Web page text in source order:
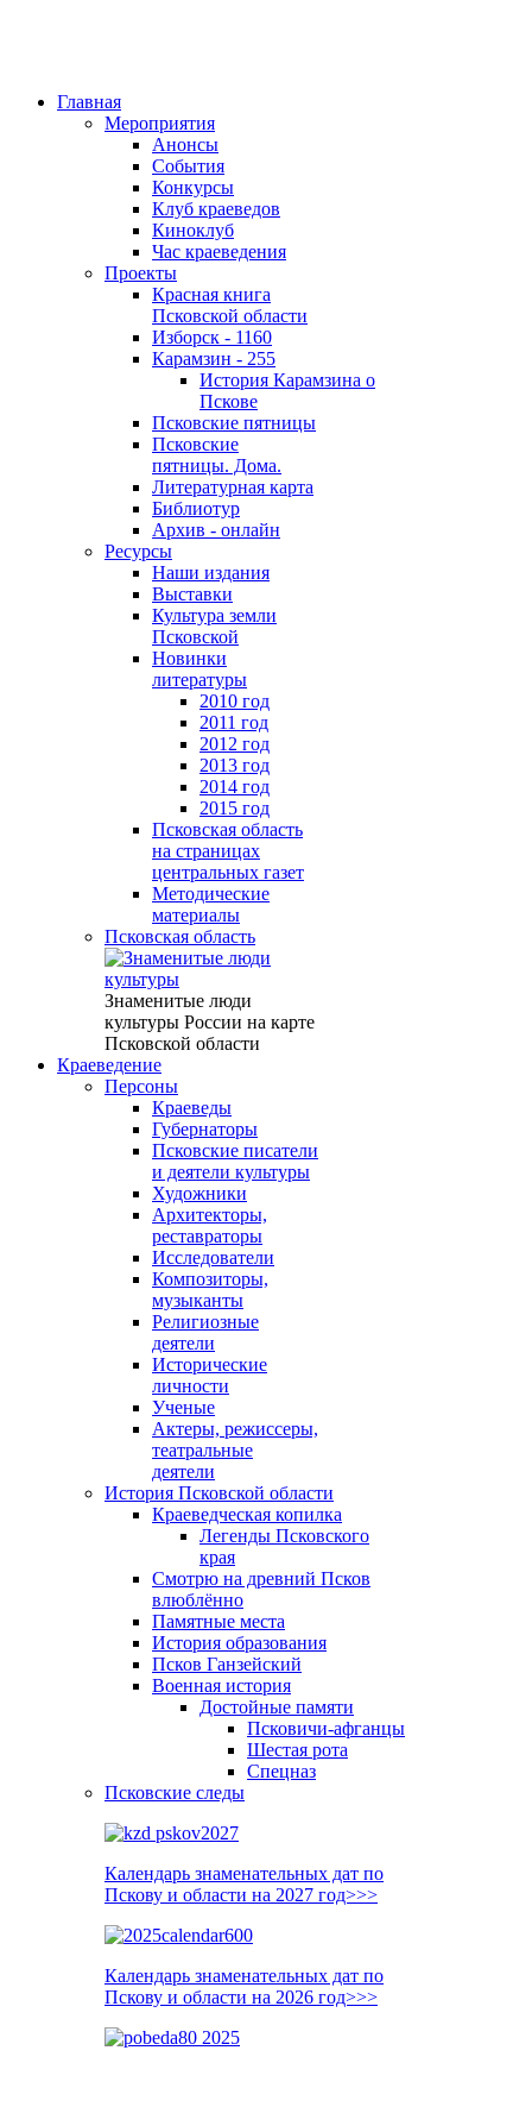
Главная
Мероприятия
Анонсы
События
Конкурсы
Клуб краеведов
Киноклуб
Час краеведения
Проекты
Красная книга
Псковской области
Изборск - 1160
Карамзин - 255
История Карамзина о
Пскове
Псковские пятницы
Псковские
пятницы. Дома.
Литературная карта
Библиотур
Архив - онлайн
Ресурсы
Наши издания
Выставки
Культура земли
Псковской
Новинки
литературы
2010 год
2011 год
2012 год
2013 год
2014 год
2015 год
Псковская область
на страницах
центральных газет
Методические
материалы
Псковская область
Знаменитые люди
культуры России на карте
Псковской области
Краеведение
Персоны
Краеведы
Губернаторы
Псковские писатели
и деятели культуры
Художники
Архитекторы,
реставраторы
Исследователи
Композиторы,
музыканты
Религиозные
деятели
Исторические
личности
Ученые
Актеры, режиссеры,
театральные
деятели
История Псковской области
Краеведческая копилка
Легенды Псковского
края
Смотрю на древний Псков
влюблённо
Памятные места
История образования
Псков Ганзейский
Военная история
Достойные памяти
Псковичи-афганцы
Шестая рота
Спецназ
Псковские следы
Календарь знаменательных дат по
Пскову и области на 2027 год>>>
Календарь знаменательных дат по
Пскову и области на 2026 год>>>